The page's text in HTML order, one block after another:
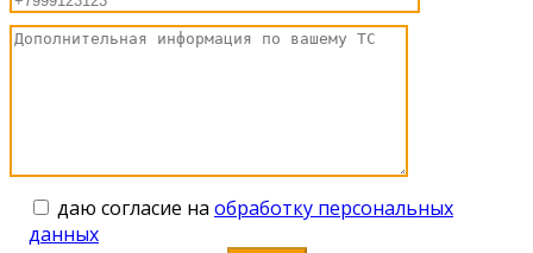
даю согласие на обработку персональных
данных